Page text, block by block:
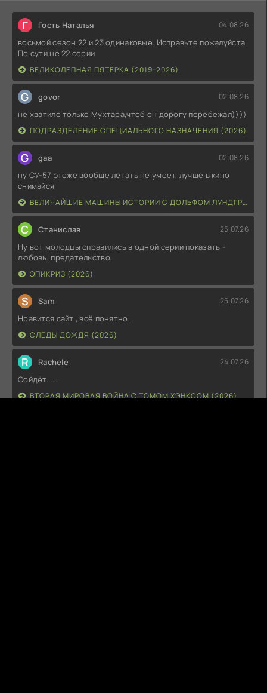
Г Гость Наталья 04.08.26
восьмой сезон 22 и 23 одинаковые. Исправьте пожалуйста.
По сути не 22 серии
ВЕЛИКОЛЕПНАЯ ПЯТЁРКА (2019-2026)
G govor 02.08.26
не хватило только Мухтара,чтоб он дорогу перебежал))))
ПОДРАЗДЕЛЕНИЕ СПЕЦИАЛЬНОГО НАЗНАЧЕНИЯ (2026)
G gaa 02.08.26
ну СУ-57 этоже вообще летать не умеет, лучше в кино
снимайся
ВЕЛИЧАЙШИЕ МАШИНЫ ИСТОРИИ С ДОЛЬФОМ ЛУНДГРЕНОМ (2026)
С Станислав 25.07.26
Ну вот молодцы справились в одной серии показать -
любовь, предательство,
ЭПИКРИЗ (2026)
S Sam 25.07.26
Нравится сайт , всё понятно.
СЛЕДЫ ДОЖДЯ (2026)
R Rachele 24.07.26
Сойдёт......
ВТОРАЯ МИРОВАЯ ВОЙНА С ТОМОМ ХЭНКСОМ (2026)